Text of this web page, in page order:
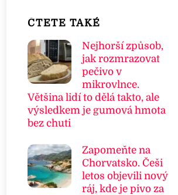
ČTETE TAKÉ
Nejhorší způsob,
jak rozmrazovat
pečivo v
mikrovlnce.
Většina lidí to dělá takto, ale
výsledkem je gumová hmota
bez chuti
Zapomeňte na
Chorvatsko. Češi
letos objevili nový
ráj, kde je pivo za